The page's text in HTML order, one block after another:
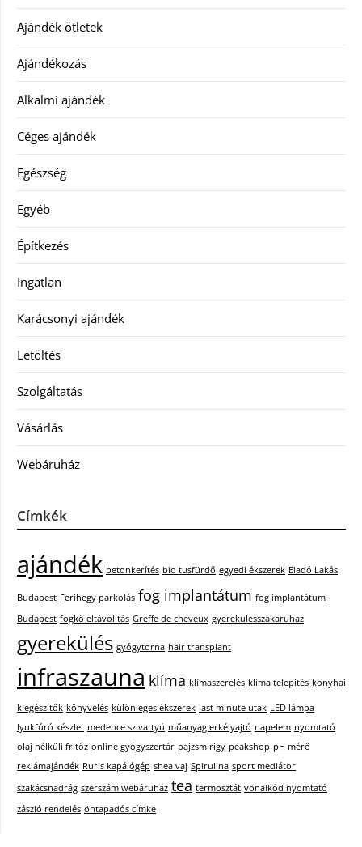
Ajándék ötletek
Ajándékozás
Alkalmi ajándék
Céges ajándék
Egészség
Egyéb
Építkezés
Ingatlan
Karácsonyi ajándék
Letöltés
Szolgáltatás
Vásárlás
Webáruház
Címkék
ajándék betonkerítés bio tusfürdő egyedi ékszerek Eladó Lakás
Budapest Ferihegy parkolás fog implantátum fog implantátum
Budapest fogkő eltávolítás Greffe de cheveux gyerekulesszakaruhaz
gyerekülés gyógytorna hair transplant
infraszauna klíma klímaszerelés klíma telepítés konyhai
kiegészítők könyvelés különleges ékszerek last minute utak LED lámpa
lyukfúró készlet medence szivattyú műanyag erkélyajtó napelem nyomtató
olaj nélküli fritőz online gyógyszertár pajzsmirigy peakshop pH mérő
reklámajándék Ruris kapálógép shea vaj Spirulina sport mediátor
szakácsnadrág szerszám webáruház tea termosztát vonalkód nyomtató
zászló rendelés öntapadós címke